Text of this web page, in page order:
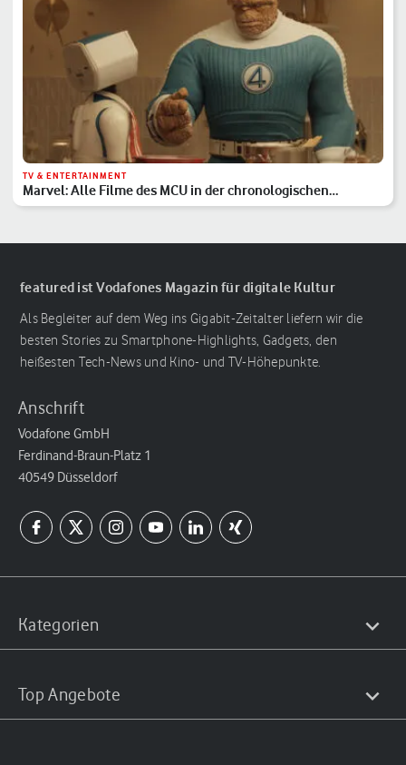
TV & ENTERTAINMENT
Marvel: Alle Filme des MCU in der chronologischen
Reihenfolge
featured ist Vodafones Magazin für digitale Kultur
Als Begleiter auf dem Weg ins Gigabit-Zeitalter liefern wir die
besten Stories zu Smartphone-Highlights, Gadgets, den
heißesten Tech-News und Kino- und TV-Höhepunkte.
Anschrift
Vodafone GmbH
Ferdinand-Braun-Platz 1
40549 Düsseldorf
Kategorien
Top Angebote